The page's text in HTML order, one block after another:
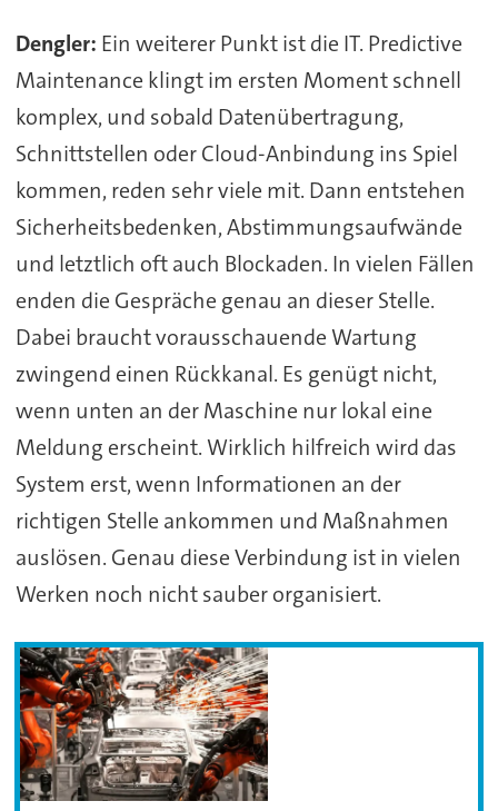
Dengler: Ein weiterer Punkt ist die IT. Predictive
Maintenance klingt im ersten Moment schnell
komplex, und sobald Datenübertragung,
Schnittstellen oder Cloud-Anbindung ins Spiel
kommen, reden sehr viele mit. Dann entstehen
Sicherheitsbedenken, Abstimmungsaufwände
und letztlich oft auch Blockaden. In vielen Fällen
enden die Gespräche genau an dieser Stelle.
Dabei braucht vorausschauende Wartung
zwingend einen Rückkanal. Es genügt nicht,
wenn unten an der Maschine nur lokal eine
Meldung erscheint. Wirklich hilfreich wird das
System erst, wenn Informationen an der
richtigen Stelle ankommen und Maßnahmen
auslösen. Genau diese Verbindung ist in vielen
Werken noch nicht sauber organisiert.